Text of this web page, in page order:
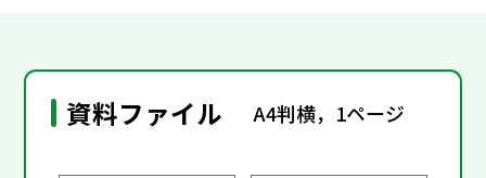
資料ファイル A4判横，1ページ